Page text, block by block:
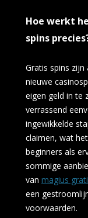
Hoe werkt
spins
Gratis spins
nieuwe
eigen geld in te
verrassend
ingewikkelde
claimen, wat
beginners als
sommige
van magius
een
voorwaarden.